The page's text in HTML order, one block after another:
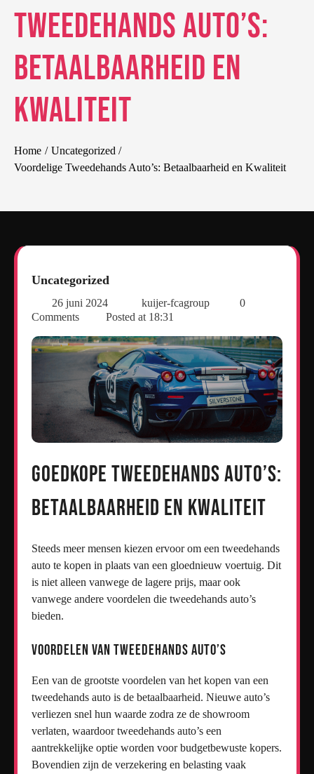
Tweedehands Auto’s:
Betaalbaarheid en
Kwaliteit
Home
Uncategorized
Voordelige Tweedehands Auto’s: Betaalbaarheid en Kwaliteit
Uncategorized
26 juni 2024 kuijer-fcagroup
0
Comments
Posted at 18:31
Goedkope Tweedehands Auto’s:
Betaalbaarheid en Kwaliteit
Steeds meer mensen kiezen ervoor om een tweedehands
auto te kopen in plaats van een gloednieuw voertuig. Dit
is niet alleen vanwege de lagere prijs, maar ook
vanwege andere voordelen die tweedehands auto’s
bieden.
Voordelen van Tweedehands Auto’s
Een van de grootste voordelen van het kopen van een
tweedehands auto is de betaalbaarheid. Nieuwe auto’s
verliezen snel hun waarde zodra ze de showroom
verlaten, waardoor tweedehands auto’s een
aantrekkelijke optie worden voor budgetbewuste kopers.
Bovendien zijn de verzekering en belasting vaak